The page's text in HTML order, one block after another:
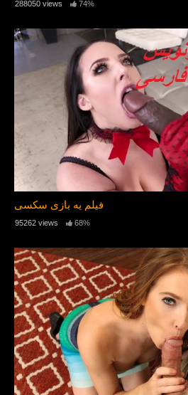
288050 views 74%
فیلم یه بازی سکسی
95262 views 68%